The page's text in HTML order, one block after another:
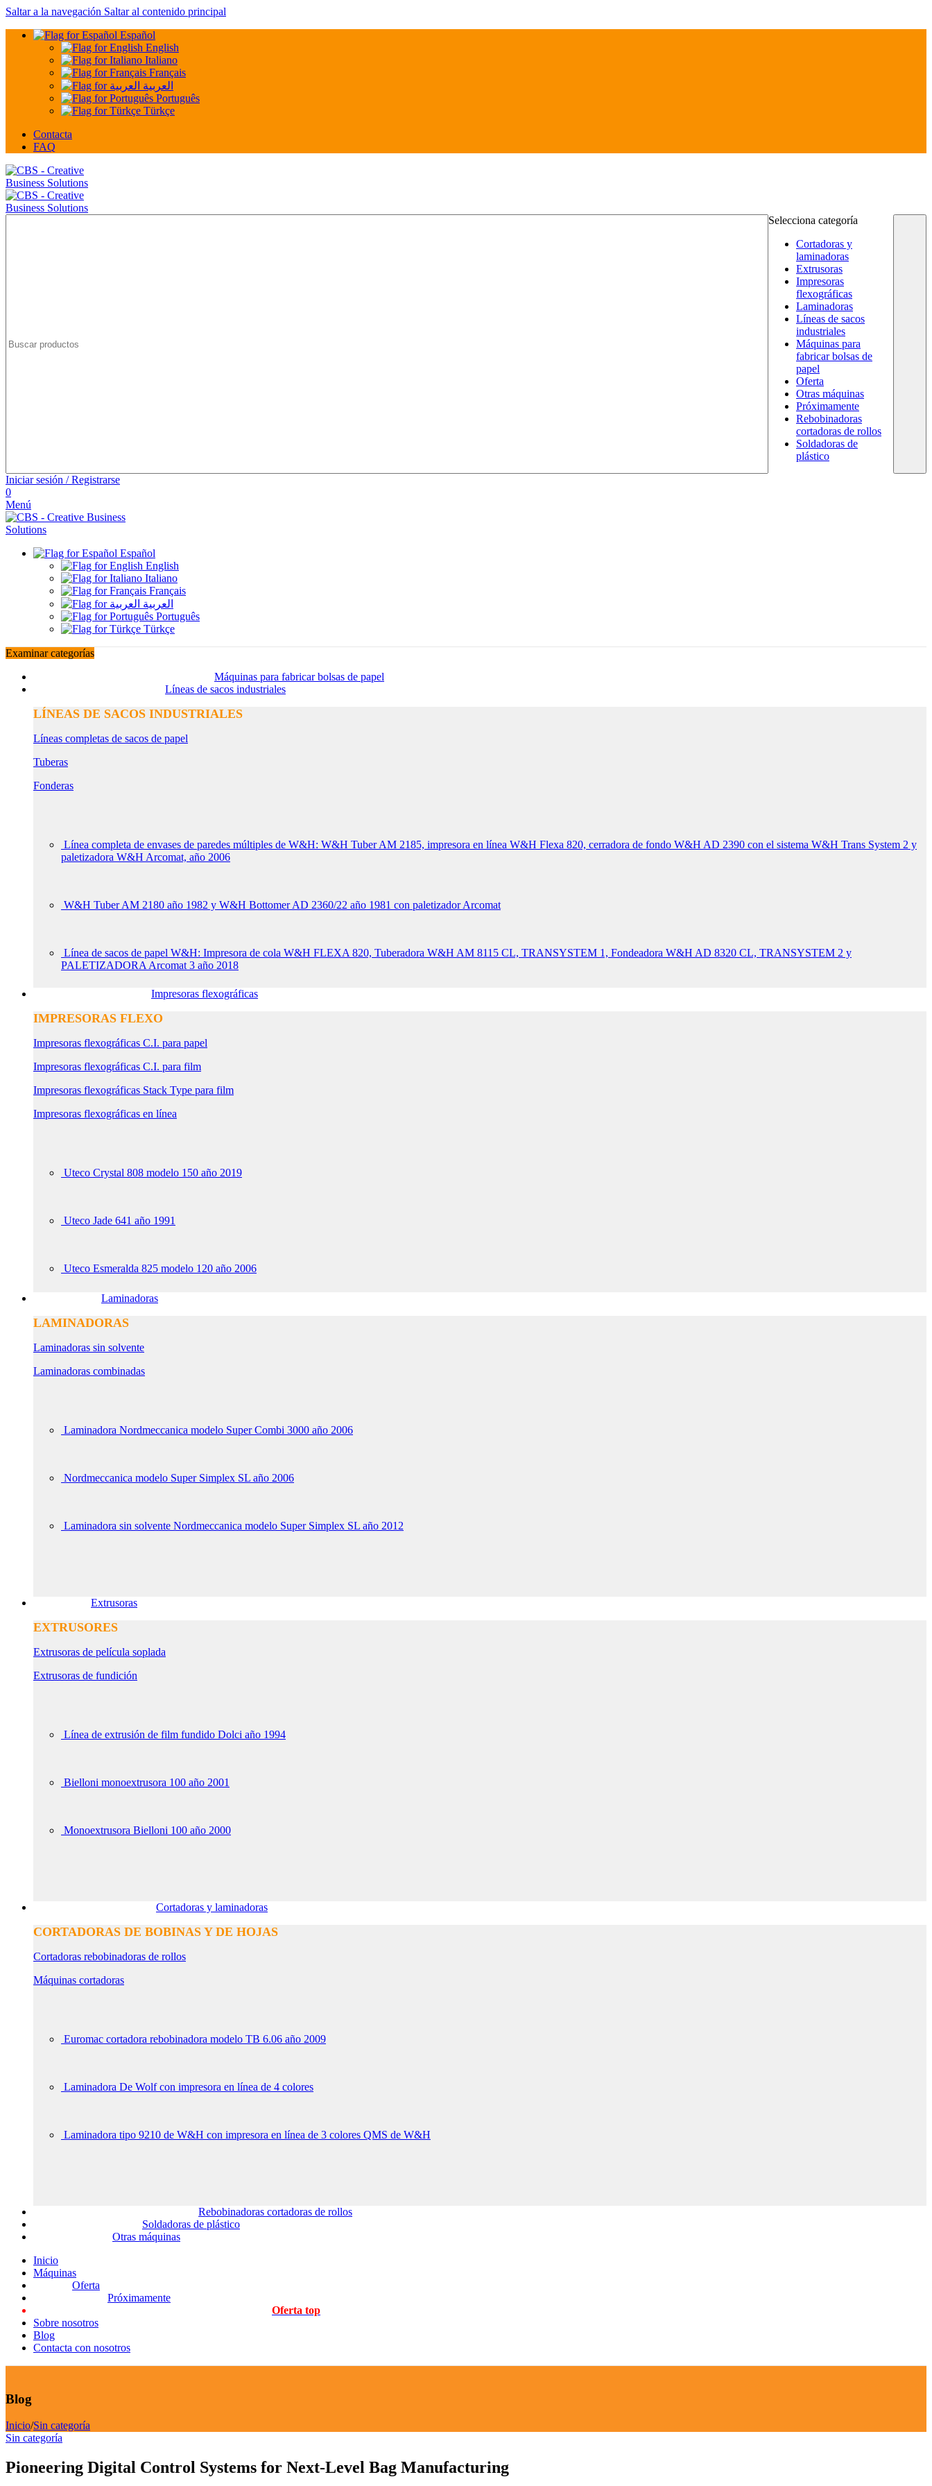
Saltar a la navegación Saltar al contenido principal
Español
English
Italiano
Français
العربية
Português
Türkçe
Contacta
FAQ
Selecciona categoría
Cortadoras y
laminadoras
Extrusoras
Impresoras
flexográficas
Laminadoras
Líneas de sacos
industriales
Máquinas para
fabricar bolsas de
papel
Oferta
Otras máquinas
Próximamente
Rebobinadoras
cortadoras de rollos
Soldadoras de
plástico
Iniciar sesión / Registrarse
0
Menú
Español
English
Italiano
Français
العربية
Português
Türkçe
Examinar categorías
Máquinas para fabricar bolsas de papel
Líneas de sacos industriales
LÍNEAS DE SACOS INDUSTRIALES
Líneas completas de sacos de papel
Tuberas
Fonderas
Línea completa de envases de paredes múltiples de W&H: W&H Tuber AM 2185, impresora en línea W&H Flexa 820, cerradora de fondo W&H AD 2390 con el sistema W&H Trans System 2 y
paletizadora W&H Arcomat, año 2006
W&H Tuber AM 2180 año 1982 y W&H Bottomer AD 2360/22 año 1981 con paletizador Arcomat
Línea de sacos de papel W&H: Impresora de cola W&H FLEXA 820, Tuberadora W&H AM 8115 CL, TRANSYSTEM 1, Fondeadora W&H AD 8320 CL, TRANSYSTEM 2 y
PALETIZADORA Arcomat 3 año 2018
Impresoras flexográficas
IMPRESORAS FLEXO
Impresoras flexográficas C.I. para papel
Impresoras flexográficas C.I. para film
Impresoras flexográficas Stack Type para film
Impresoras flexográficas en línea
Uteco Crystal 808 modelo 150 año 2019
Uteco Jade 641 año 1991
Uteco Esmeralda 825 modelo 120 año 2006
Laminadoras
LAMINADORAS
Laminadoras sin solvente
Laminadoras combinadas
Laminadora Nordmeccanica modelo Super Combi 3000 año 2006
Nordmeccanica modelo Super Simplex SL año 2006
Laminadora sin solvente Nordmeccanica modelo Super Simplex SL año 2012
Extrusoras
EXTRUSORES
Extrusoras de película soplada
Extrusoras de fundición
Línea de extrusión de film fundido Dolci año 1994
Bielloni monoextrusora 100 año 2001
Monoextrusora Bielloni 100 año 2000
Cortadoras y laminadoras
CORTADORAS DE BOBINAS Y DE HOJAS
Cortadoras rebobinadoras de rollos
Máquinas cortadoras
Euromac cortadora rebobinadora modelo TB 6.06 año 2009
Laminadora De Wolf con impresora en línea de 4 colores
Laminadora tipo 9210 de W&H con impresora en línea de 3 colores QMS de W&H
Rebobinadoras cortadoras de rollos
Soldadoras de plástico
Otras máquinas
Inicio
Máquinas
Oferta
Próximamente
Oferta top
Sobre nosotros
Blog
Contacta con nosotros
Blog
Inicio/Sin categoría
Sin categoría
Pioneering Digital Control Systems for Next-Level Bag Manufacturing